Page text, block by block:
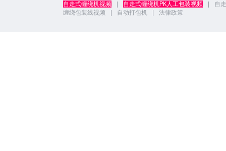
自走式缠绕机视频
自走式缠绕机PK人工包装视频
自
缠绕包装线视频
自动打包机 法律政策